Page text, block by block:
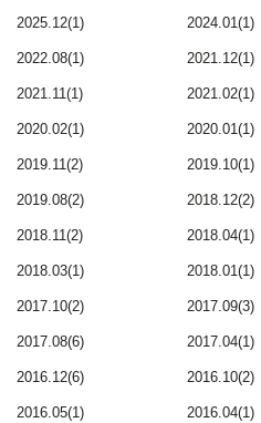
2025.12(1) 2024.01(1)
2022.08(1) 2021.12(1)
2021.11(1) 2021.02(1)
2020.02(1) 2020.01(1)
2019.11(2) 2019.10(1)
2019.08(2) 2018.12(2)
2018.11(2) 2018.04(1)
2018.03(1) 2018.01(1)
2017.10(2) 2017.09(3)
2017.08(6) 2017.04(1)
2016.12(6) 2016.10(2)
2016.05(1) 2016.04(1)